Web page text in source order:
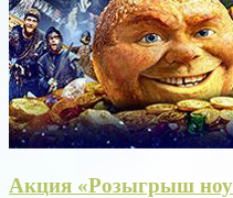
Акция «Розыгрыш